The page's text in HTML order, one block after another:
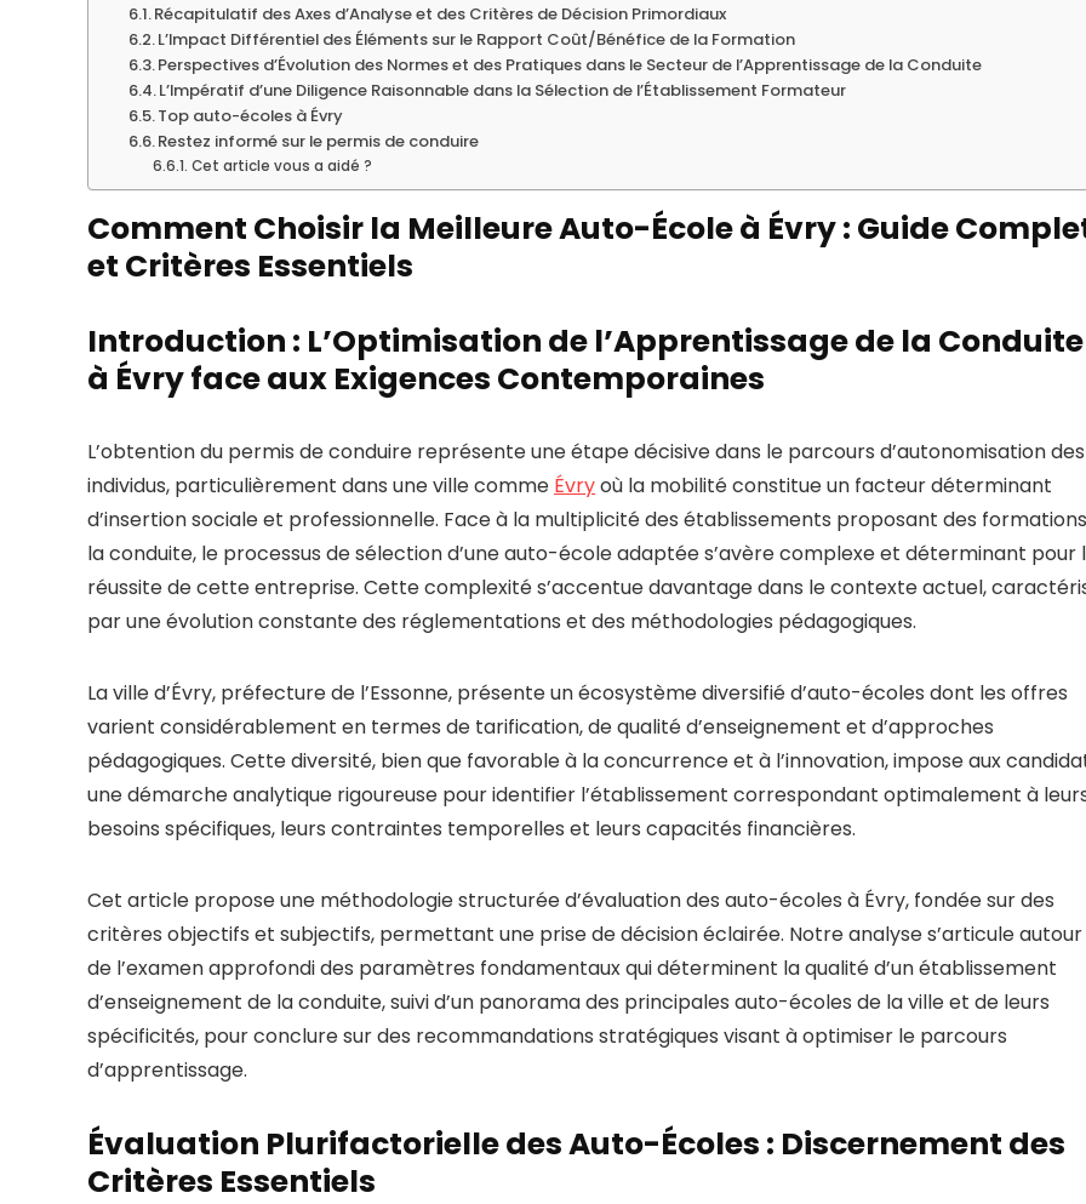
Récapitulatif des Axes d’Analyse et des Critères de Décision Primordiaux
L’Impact Différentiel des Éléments sur le Rapport Coût/Bénéfice de la Formation
Perspectives d’Évolution des Normes et des Pratiques dans le Secteur de l’Apprentissage de la Conduite
L’Impératif d’une Diligence Raisonnable dans la Sélection de l’Établissement Formateur
Top auto-écoles à Évry
Restez informé sur le permis de conduire
Cet article vous a aidé ?
Comment Choisir la Meilleure Auto-École à Évry : Guide
et Critères Essentiels
Introduction : L’Optimisation de l’Apprentissage de la Conduite
à Évry face aux Exigences Contemporaines
L’obtention du permis de conduire représente une étape décisive dans le parcours d’autonomisation des
individus, particulièrement dans une ville comme Évryoù la mobilité constitue un facteur déterminant
d’insertion sociale et professionnelle. Face à la multiplicité des établissements proposant des
la conduite, le processus de sélection d’une auto-école adaptée s’avère complexe et déterminant pour
réussite de cette entreprise. Cette complexité s’accentue davantage dans le contexte actuel,
par une évolution constante des réglementations et des méthodologies pédagogiques.
La ville d’Évry, préfecture de l’Essonne, présente un écosystème diversifié d’auto-écoles dont les offres
varient considérablement en termes de tarification, de qualité d’enseignement et d’approches
pédagogiques. Cette diversité, bien que favorable à la concurrence et à l’innovation, impose aux
une démarche analytique rigoureuse pour identifier l’établissement correspondant optimalement à
besoins spécifiques, leurs contraintes temporelles et leurs capacités financières.
Cet article propose une méthodologie structurée d’évaluation des auto-écoles à Évry, fondée sur des
critères objectifs et subjectifs, permettant une prise de décision éclairée. Notre analyse s’articule autour
de l’examen approfondi des paramètres fondamentaux qui déterminent la qualité d’un établissement
d’enseignement de la conduite, suivi d’un panorama des principales auto-écoles de la ville et de leurs
spécificités, pour conclure sur des recommandations stratégiques visant à optimiser le parcours
d’apprentissage.
Évaluation Plurifactorielle des Auto-Écoles : Discernement des
Critères Essentiels